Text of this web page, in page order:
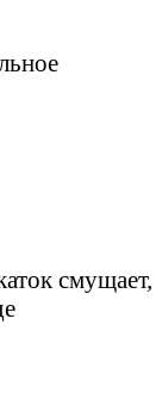
смущает,